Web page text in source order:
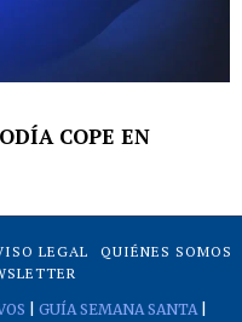
COPE EN
LEGAL
QUIÉNES SOMOS
GUÍA SEMANA SANTA|